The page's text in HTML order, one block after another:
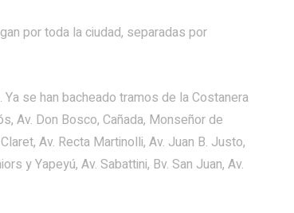
por toda la ciudad, separadas por
se han bacheado tramos de la Costanera
Av. Don Bosco, Cañada, Monseñor de
Av. Recta Martinolli, Av. Juan B. Justo,
y Yapeyú, Av. Sabattini, Bv. San Juan, Av.